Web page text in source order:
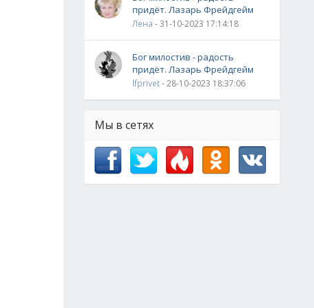
придёт. Лазарь Фрейдгейм
Лена - 31-10-2023 17:14:18
Бог милостив - радость
придёт. Лазарь Фрейдгейм
lfprivet- 28-10-2023 18:37:06
Мы в сетях